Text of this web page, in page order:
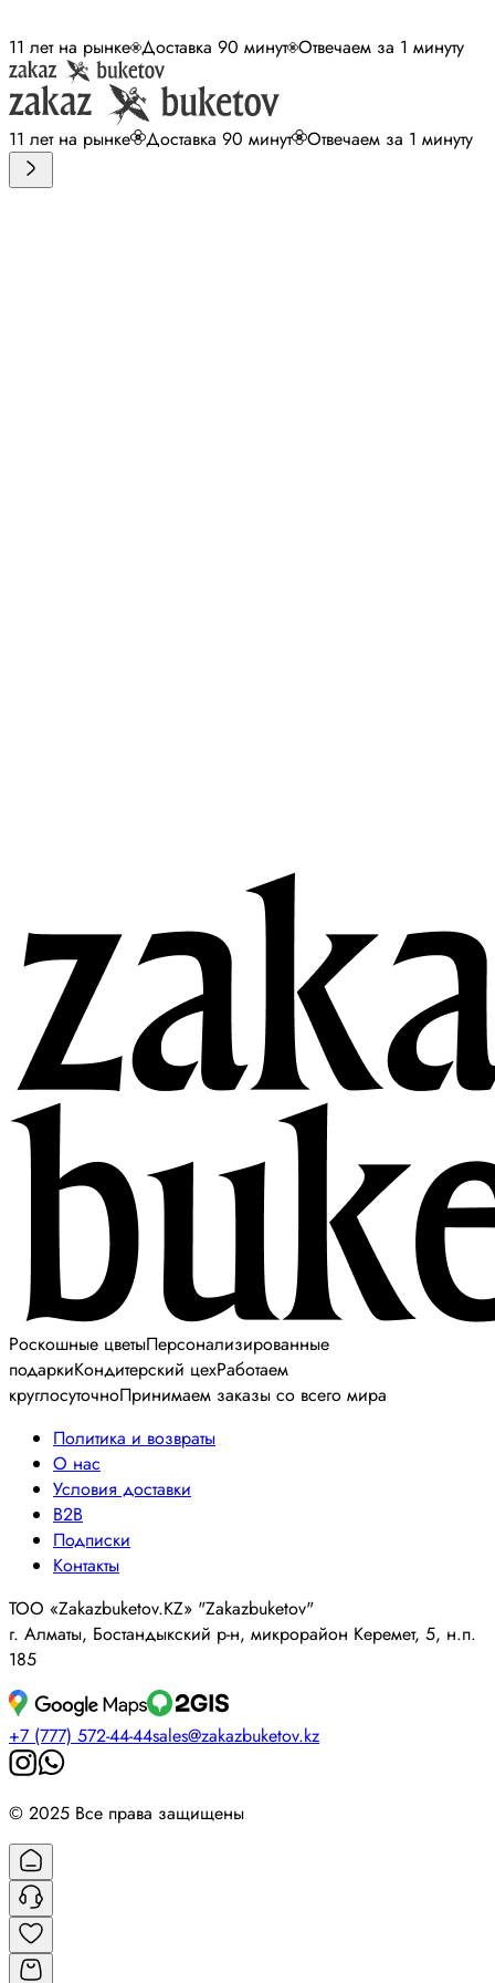
11 лет на рынке Доставка 90 минут Отвечаем за 1 минуту
11 лет на рынке Доставка 90 минут Отвечаем за 1 минуту
Роскошные цветыПерсонализированные
подаркиКондитерский цехРаботаем
круглосуточноПринимаем заказы со всего мира
Политика и возвраты
О нас
Условия доставки
B2B
Подписки
Контакты
ТОО «Zakazbuketov.KZ» "Zakazbuketov"
г. Алматы, Бостандыкский р-н, микрорайон Керемет, 5, н.п.
185
+7 (777) 572-44-44sales@zakazbuketov.kz
© 2025 Все права защищены